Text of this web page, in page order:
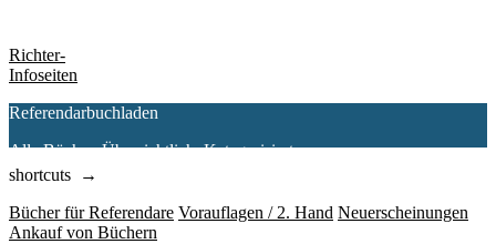
Richter-
Infoseiten
Referendarbuchladen
Alle Bücher. Übersichtlich. Kategorisiert.
shortcuts →
Bücher für Referendare Vorauflagen / 2. Hand Neuerscheinungen
Ankauf von Büchern